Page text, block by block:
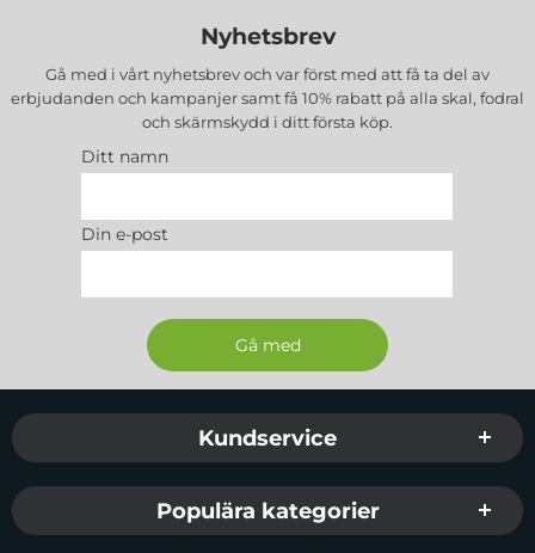
Nyhetsbrev
Gå med i vårt nyhetsbrev och var först med att få ta del av
erbjudanden och kampanjer samt få 10% rabatt på alla skal, fodral
och skärmskydd i ditt första köp.
Ditt namn
Din e-post
Sidfot Blandad info och länkar
Kundservice
Populära kategorier